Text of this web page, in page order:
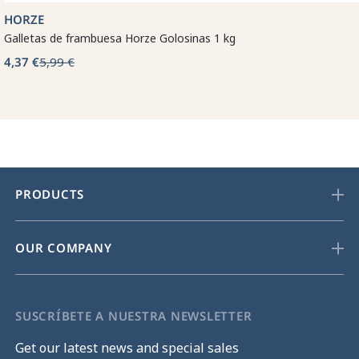
HORZE
Galletas de frambuesa Horze Golosinas 1 kg
4,37 €5,99 €
PRODUCTS
OUR COMPANY
SUSCRÍBETE A NUESTRA NEWSLETTER
Get our latest news and special sales